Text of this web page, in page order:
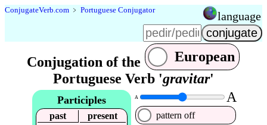
ConjugateVerb.com ﹥ Portuguese Conjugator language
Conjugation of the
European
Portuguese Verb 'gravitar'
Participles
past
present
A A
pattern off